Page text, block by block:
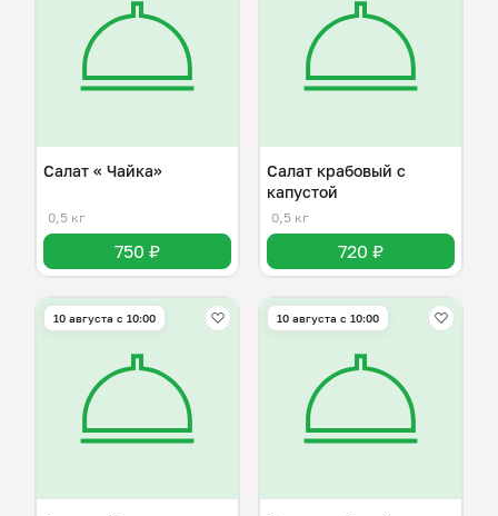
Салат « Чайка»
0,5 кг
750 ₽
Салат крабовый с
капустой
0,5 кг
720 ₽
10 августа с 10:00 10 августа с 10:00